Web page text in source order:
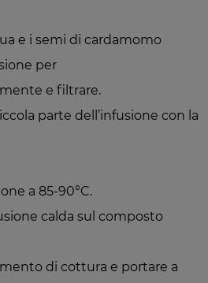
e i semi di cardamomo
per
e filtrare.
parte dell’infusione con la
a 85-90°C.
calda sul composto
di cottura e portare a